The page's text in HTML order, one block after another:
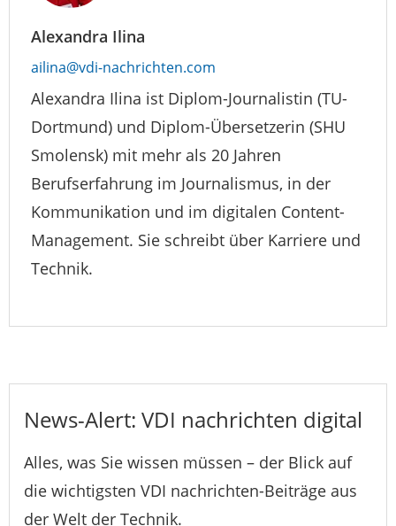
Alexandra Ilina
ailina@vdi-nachrichten.com
Alexandra Ilina ist Diplom-Journalistin (TU-
Dortmund) und Diplom-Übersetzerin (SHU
Smolensk) mit mehr als 20 Jahren
Berufserfahrung im Journalismus, in der
Kommunikation und im digitalen Content-
Management. Sie schreibt über Karriere und
Technik.
News-Alert: VDI nachrichten digital
Alles, was Sie wissen müssen – der Blick auf
die wichtigsten VDI nachrichten-Beiträge aus
der Welt der Technik.